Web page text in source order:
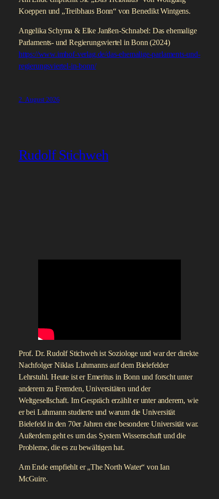
Koeppen und „Treibhaus Bonn“ von Benedikt Wintgens.
Angelika Schyma & Elke Janßen-Schnabel: Das ehemalige
Parlaments- und Regierungsviertel in Bonn (2024)
https://www.imhof-verlag.de/das-ehemalige-parlaments-und-
regierungsviertel-in-bonn/
2. August 2026
Rudolf Stichweh
Prof. Dr. Rudolf Stichweh ist Soziologe und war der direkte
Nachfolger Niklas Luhmanns auf dem Bielefelder
Lehrstuhl. Heute ist er Emeritus in Bonn und forscht unter
anderem zu Fremden, Universitäten und der
Weltgesellschaft. Im Gespräch erzählt er unter anderem, wie
er bei Luhmann studierte und warum die Universität
Bielefeld in den 70er Jahren eine besondere Universität war.
Außerdem geht es um das System Wissenschaft und die
Probleme, die es zu bewältigen hat.
Am Ende empfiehlt er „The North Water“ von Ian
McGuire.